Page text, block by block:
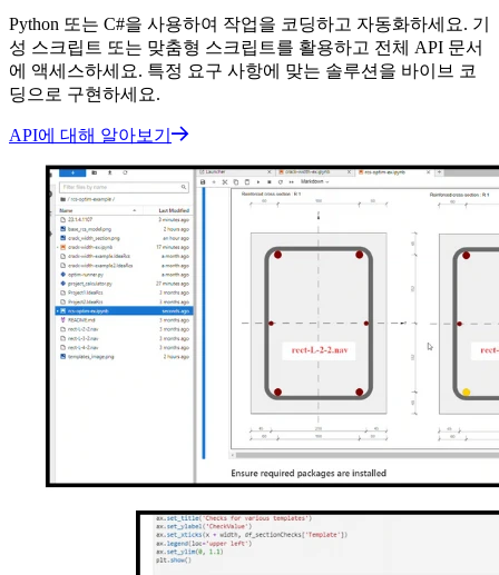
Python 또는 C#을 사용하여 작업을 코딩하고 자동화하세요. 기
성 스크립트 또는 맞춤형 스크립트를 활용하고 전체 API 문서
에 액세스하세요. 특정 요구 사항에 맞는 솔루션을 바이브 코
딩으로 구현하세요.
API에 대해 알아보기